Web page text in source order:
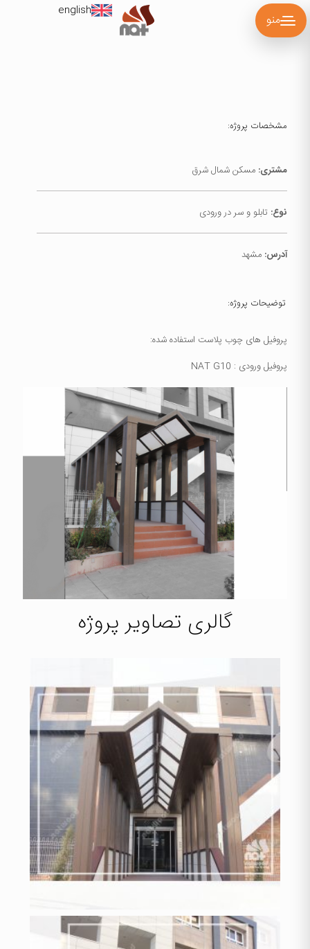
منو
english
مشخصات پروژه:
مشتری: مسکن شمال شرق
نوع: تابلو و سر در ورودی
آدرس: مشهد
توضیحات پروژه:
پروفیل های چوب پلاست استفاده شده:
پروفیل ورودی : NAT G10
گالری تصاویر پروژه